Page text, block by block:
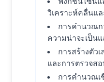
วิเคราะห์คลื่นแ
การคำนวณก
ความน่าจะเป็น
การสร้างตัว
และการตรวจส
การคำนวณเ